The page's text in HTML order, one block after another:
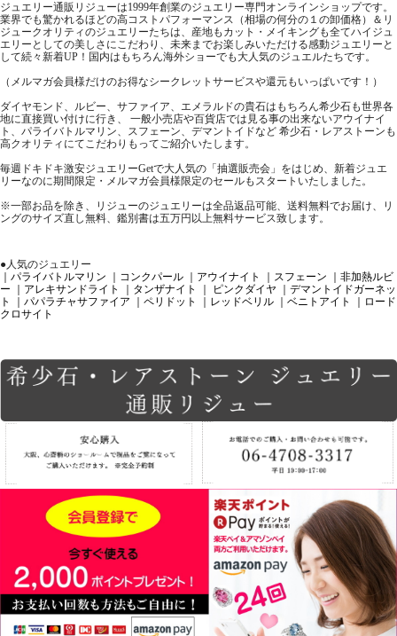
ジュエリー通販リジューは1999年創業のジュエリー専門オンラインショップです。
業界でも驚かれるほどの高コストパフォーマンス（相場の何分の１の卸価格）＆リ
ジュークオリティのジュエリーたちは、産地もカット・メイキングも全てハイジュ
エリーとしての美しさにこだわり、未来までお楽しみいただける感動ジュエリーと
して続々新着UP！国内はもちろん海外ショーでも大人気のジュエルたちです。
（メルマガ会員様だけのお得なシークレットサービスや還元もいっぱいです！）
ダイヤモンド、ルビー、サファイア、エメラルドの貴石はもちろん希少石も世界各
地に直接買い付けに行き、 一般小売店や百貨店では見る事の出来ないアウイナイ
ト、パライバトルマリン、スフェーン、デマントイドなど 希少石・レアストーンも
高クオリティにてこだわりもってご紹介いたします。
毎週ドキドキ激安ジュエリーGetで大人気の「抽選販売会」をはじめ、新着ジュエ
リーなのに期間限定・メルマガ会員様限定のセールもスタートいたしました。
※一部お品を除き、リジューのジュエリーは全品返品可能、送料無料でお届け、リ
ングのサイズ直し無料、鑑別書は五万円以上無料サービス致します。
●人気のジュエリー
｜パライバトルマリン
｜コンクパール ｜アウイナイト ｜スフェーン
｜非加熱ルビ
ー
｜アレキサンドライト ｜タンザナイト ｜ ピンクダイヤ
｜デマントイドガーネッ
ト
｜パパラチャサファイア ｜ペリドット ｜レッドベリル ｜ベニトアイト
｜ロード
クロサイト